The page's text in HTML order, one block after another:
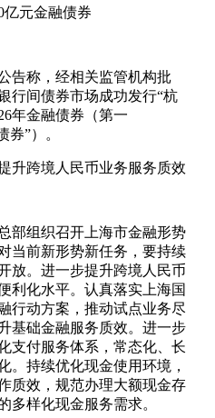
亿元金融债券
告称，经相关监管机构批
行间债券市场成功发行“杭
年金融债券（第一
券”）。
升跨境人民币业务服务质效
部组织召开上海市金融形势
当前新形势新任务，要持续
放。进一步提升跨境人民币
利化水平。认真落实上海国
行动方案，推动试点业务尽
基础金融服务质效。进一步
支付服务体系，常态化、长
。持续优化现金使用环境，
质效，规范办理大额现金存
多样化现金服务需求。